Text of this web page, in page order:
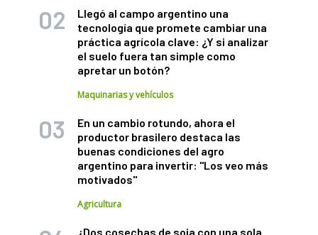
Llegó al campo argentino una
tecnología que promete cambiar una
práctica agrícola clave: ¿Y si analizar
el suelo fuera tan simple como
apretar un botón?
Maquinarias y vehículos
En un cambio rotundo, ahora el
productor brasilero destaca las
buenas condiciones del agro
argentino para invertir: "Los veo más
motivados"
Agricultura
¿Dos cosechas de soja con una sola